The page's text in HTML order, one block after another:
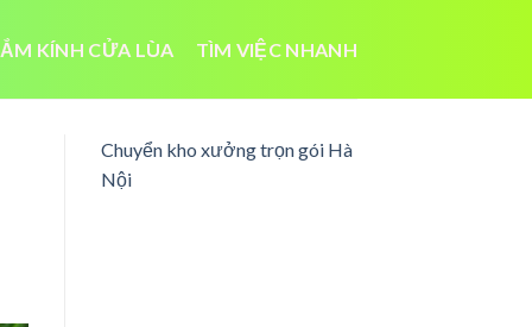
KÍNH CỬA LÙA TÌM VIỆC NHANH
Chuyển kho xưởng trọn gói Hà
Nội